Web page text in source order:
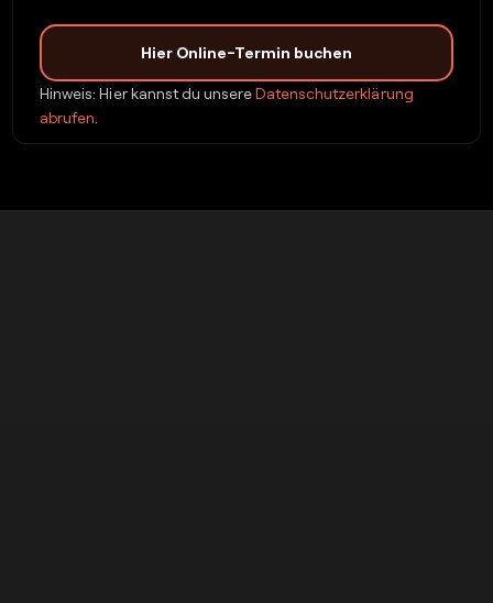
Hier Online-Termin buchen
Hinweis: Hier kannst du unsereDatenschutzerklärung
abrufen